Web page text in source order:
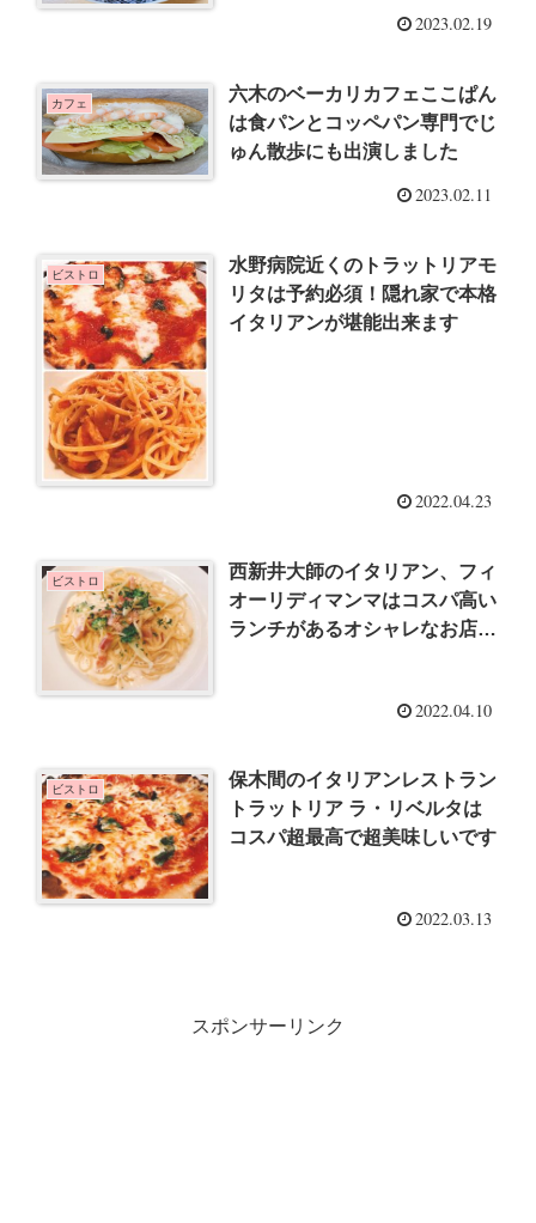
2023.02.19
カフェ
六木のベーカリカフェここぱん
は食パンとコッペパン専門でじ
ゅん散歩にも出演しました
2023.02.11
ビストロ
水野病院近くのトラットリアモ
リタは予約必須！隠れ家で本格
イタリアンが堪能出来ます
2022.04.23
ビストロ
西新井大師のイタリアン、フィ
オーリディマンマはコスパ高い
ランチがあるオシャレなお店で
2022.04.10
ビストロ
保木間のイタリアンレストラン
トラットリア ラ・リベルタは
コスパ超最高で超美味しいです
2022.03.13
スポンサーリンク